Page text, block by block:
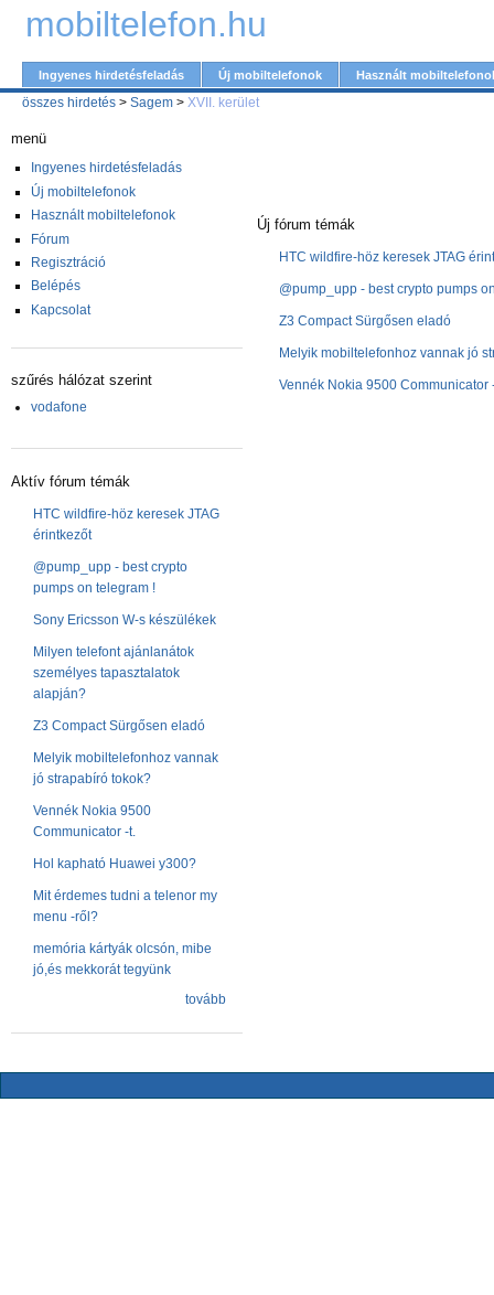
mobiltelefon.hu
Ingyenes hirdetésfeladás Új mobiltelefonok Használt
összes hirdetés > Sagem > XVII. kerület
menü
Ingyenes hirdetésfeladás
Új mobiltelefonok
Használt mobiltelefonok
Fórum
Regisztráció
Belépés
Kapcsolat
szűrés hálózat szerint
vodafone
Aktív fórum témák
HTC wildfire-höz keresek JTAG
érintkezőt
@pump_upp - best crypto
pumps on telegram !
Sony Ericsson W-s készülékek
Milyen telefont ajánlanátok
személyes tapasztalatok
alapján?
Z3 Compact Sürgősen eladó
Melyik mobiltelefonhoz vannak
jó strapabíró tokok?
Vennék Nokia 9500
Communicator -t.
Hol kapható Huawei y300?
Mit érdemes tudni a telenor my
menu -ről?
memória kártyák olcsón, mibe
jó,és mekkorát tegyünk
tovább
Új fórum témák
HTC wildfire-höz keresek JTAG
@pump_upp - best crypto pumps
Z3 Compact Sürgősen eladó
Melyik mobiltelefonhoz vannak jó
Vennék Nokia 9500 Communicator